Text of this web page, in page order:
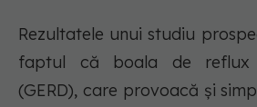
Rezultatele unui studiu
faptul că boala de reflux
(GERD), care provoacă și